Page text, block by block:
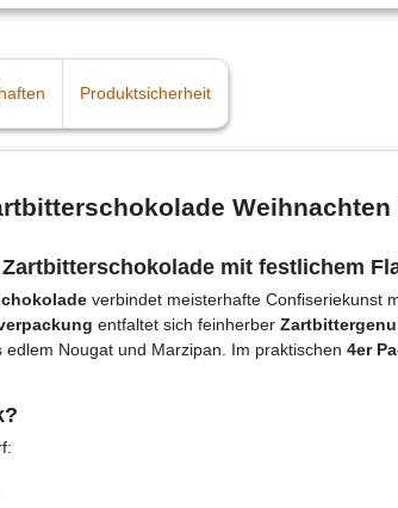
Produktsicherheit
mit festlichem
verbindet meisterhafte Confiseriekunst
entfaltet sich feinherber
edlem Nougat und Marzipan. Im praktischen 4er